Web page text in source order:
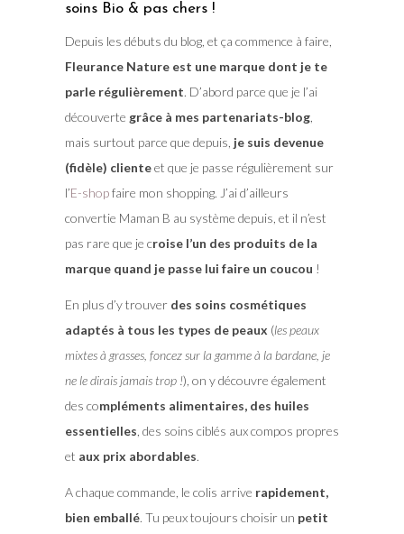
soins Bio & pas chers !
Depuis les débuts du blog, et ça commence à faire,
Fleurance Nature est une marque dont je te
parle régulièrement. D’abord parce que je l’ai
découverte grâce à mes partenariats-blog,
mais surtout parce que depuis, je suis devenue
(fidèle) clienteet que je passe régulièrement sur
l’E-shopfaire mon shopping. J’ai d’ailleurs
convertie Maman B au système depuis, et il n’est
pas rare que je croise l’un des produits de la
marque quand je passe lui faire un coucou !
En plus d’y trouverdes soins cosmétiques
adaptés à tous les types de peaux (les peaux
mixtes à grasses, foncez sur la gamme à la bardane, je
ne le dirais jamais trop !), on y découvre également
des compléments alimentaires, des huiles
essentielles , des soins ciblés aux compos propres
et aux prix abordables.
A chaque commande, le colis arrive rapidement,
bien emballé. Tu peux toujours choisir un petit